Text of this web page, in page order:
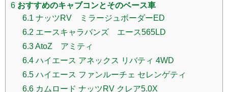
6 おすすめのキャブコンとそのベース車
6.1 ナッツRV ミラージュボーダーED
6.2 エースキャラバンズ エース565LD
6.3AtoZ アミティ
6.4 ハイエース アネックス リバティ 4WD
6.5 ハイエース ファンルーチェ セレンゲティ
6.6 カムロード ナッツRV クレア5.0X